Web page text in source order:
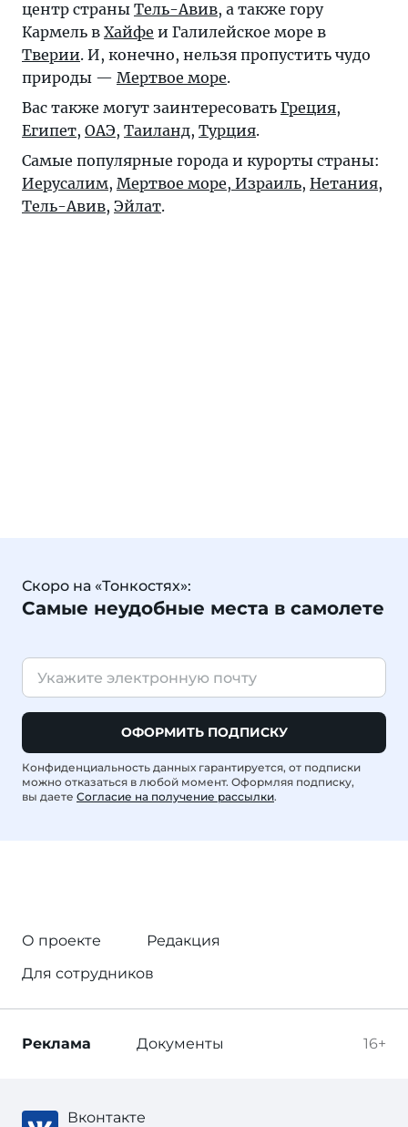
центр страны Тель-Авив, а также гору
Кармель в Хайфе и Галилейское море в
Тверии. И, конечно, нельзя пропустить чудо
природы — Мертвое море.
Вас также могут заинтересовать Греция,
Египет, ОАЭ, Таиланд, Турция.
Самые популярные города и курорты страны:
Иерусалим, Мертвое море, Израиль, Нетания,
Тель-Авив, Эйлат.
Скоро на «Тонкостях»:
Самые неудобные места в самолете
ОФОРМИТЬ ПОДПИСКУ
Конфиденциальность данных гарантируется, от подписки
можно отказаться в любой момент. Оформляя подписку,
вы даете Согласие на получение рассылки.
О проекте
Редакция
Для сотрудников
16+
Реклама Документы
Вконтакте